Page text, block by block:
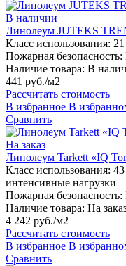
В наличии
Линолеум JUTEKS
Класс использования:
Пожарная безопасность:
Наличие товара: В
441 руб./м2
Рассчитать стоимость
В избранное В
Сравнить
На заказ
Линолеум Tarkett «IQ
Класс использования:
интенсивные нагрузки
Пожарная безопасность:
Наличие товара: На
4 242 руб./м2
Рассчитать стоимость
В избранное В
Сравнить